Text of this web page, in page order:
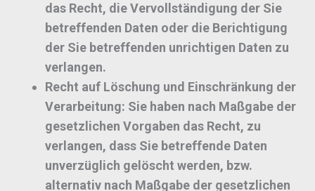
das Recht, die Vervollständigung der Sie
betreffenden Daten oder die Berichtigung
der Sie betreffenden unrichtigen Daten zu
verlangen.
Recht auf Löschung und Einschränkung der
Verarbeitung: Sie haben nach Maßgabe der
gesetzlichen Vorgaben das Recht, zu
verlangen, dass Sie betreffende Daten
unverzüglich gelöscht werden, bzw.
alternativ nach Maßgabe der gesetzlichen